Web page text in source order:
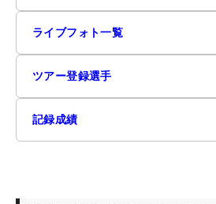
ライブフォト一覧
ツアー登録選手
記録成績